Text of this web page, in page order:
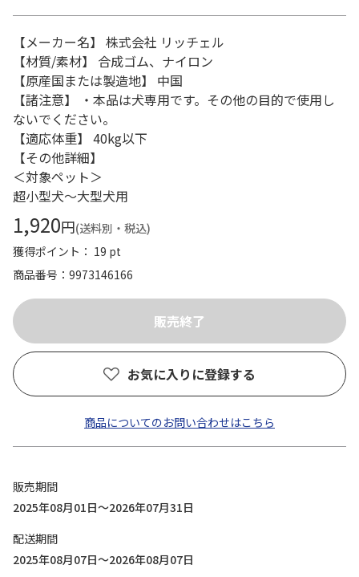
【メーカー名】 株式会社 リッチェル
【材質/素材】 合成ゴム、ナイロン
【原産国または製造地】 中国
【諸注意】 ・本品は犬専用です。その他の目的で使用し
ないでください。
【適応体重】 40kg以下
【その他詳細】
＜対象ペット＞
超小型犬～大型犬用
1,920円(送料別・税込)
獲得ポイント： 19 pt
商品番号
9973146166
お気に入りに登録する
商品についてのお問い合わせはこちら
販売期間
2025年08月01日～2026年07月31日
配送期間
2025年08月07日～2026年08月07日